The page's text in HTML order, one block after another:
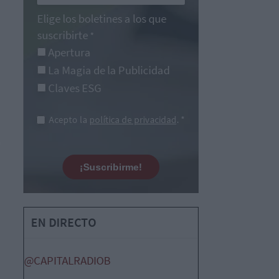
Elige los boletines a los que
suscribirte *
Apertura
La Magia de la Publicidad
Claves ESG
Acepto la política de privacidad. *
¡Suscribirme!
EN DIRECTO
@CAPITALRADIOB